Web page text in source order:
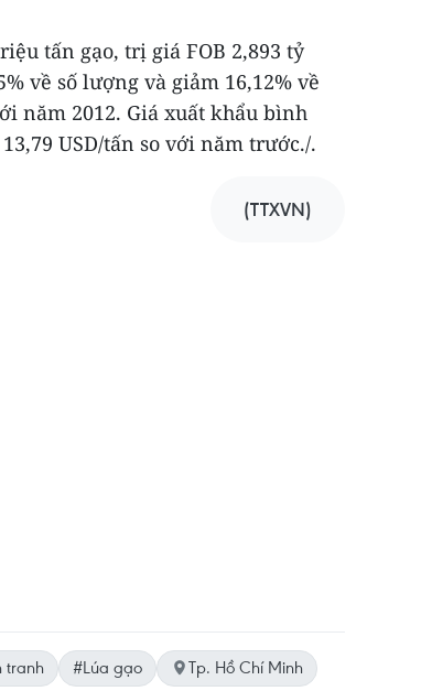
tấn gạo, trị giá FOB 2,893 tỷ
về số lượng và giảm 16,12% về
năm 2012. Giá xuất khẩu bình
USD/tấn so với năm trước./.
(TTXVN)
tranh #Lúa gạo
Tp. Hồ Chí Minh